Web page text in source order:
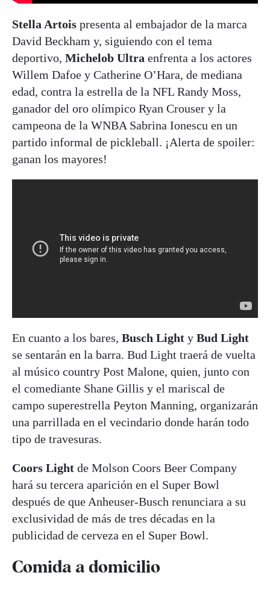
Stella Artois presenta al embajador de la marca
David Beckham y, siguiendo con el tema
deportivo, Michelob Ultra enfrenta a los actores
Willem Dafoe y Catherine O’Hara, de mediana
edad, contra la estrella de la NFL Randy Moss,
ganador del oro olímpico Ryan Crouser y la
campeona de la WNBA Sabrina Ionescu en un
partido informal de pickleball. ¡Alerta de spoiler:
ganan los mayores!
En cuanto a los bares, Busch Light y Bud Light
se sentarán en la barra. Bud Light traerá de vuelta
al músico country Post Malone, quien, junto con
el comediante Shane Gillis y el mariscal de
campo superestrella Peyton Manning, organizarán
una parrillada en el vecindario donde harán todo
tipo de travesuras.
Coors Light de Molson Coors Beer Company
hará su tercera aparición en el Super Bowl
después de que Anheuser-Busch renunciara a su
exclusividad de más de tres décadas en la
publicidad de cerveza en el Super Bowl.
Comida a domicilio